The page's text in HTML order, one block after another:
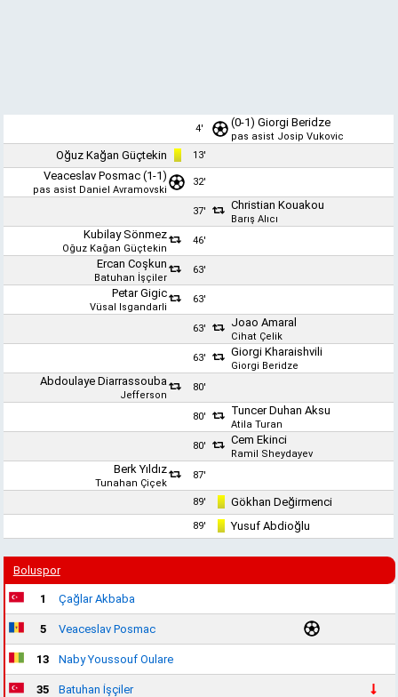
4' (0-1)Giorgi Beridze
pas asist Josip Vukovic
Oğuz Kağan Güçtekin 13'
Veaceslav Posmac (1-1)
pas asist Daniel Avramovski
32'
37' Christian Kouakou
Barış Alıcı
Kubilay Sönmez
Oğuz Kağan Güçtekin
46'
Ercan Coşkun
Batuhan İşçiler
63'
Petar Gigic
Vüsal Isgandarli
63'
63' Joao Amaral
Cihat Çelik
63'
Giorgi Kharaishvili
Giorgi Beridze
Abdoulaye Diarrassouba
Jefferson
80'
80' Tuncer Duhan Aksu
Atila Turan
80'
Cem Ekinci
Ramil Sheydayev
Berk Yıldız
Tunahan Çiçek
87'
89' Gökhan Değirmenci
89' Yusuf Abdioğlu
Boluspor
1 Çağlar Akbaba
5 Veaceslav Posmac
13 Naby Youssouf Oulare
35 Batuhan İşçiler